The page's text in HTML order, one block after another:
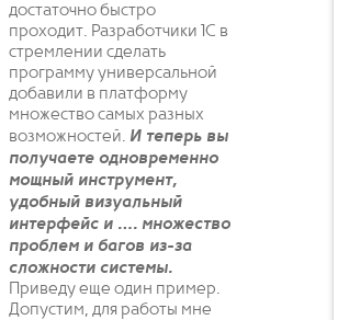
достаточно быстро
проходит. Разработчики 1С в
стремлении сделать
программу универсальной
добавили в платформу
множество самых разных
возможностей. И теперь вы
получаете одновременно
мощный инструмент,
удобный визуальный
интерфейс и …. множество
проблем и багов из-за
сложности системы.
Приведу еще один пример.
Допустим, для работы мне